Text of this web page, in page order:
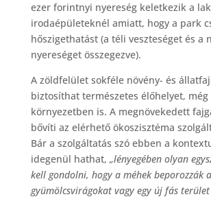
ezer forintnyi nyereség keletkezik a
irodaépületeknél amiatt, hogy a park
hőszigethatást (a téli veszteséget és a
nyereséget összegezve).
A zöldfelület sokféle növény- és
biztosíthat természetes élőhelyet, még
környezetben is. A megnövekedett
bővíti az elérhető ökoszisztéma
Bár a szolgáltatás szó ebben a
idegenül hathat, „lényegében olyan
kell gondolni, hogy a méhek beporozzák a
gyümölcsvirágokat vagy egy új fás